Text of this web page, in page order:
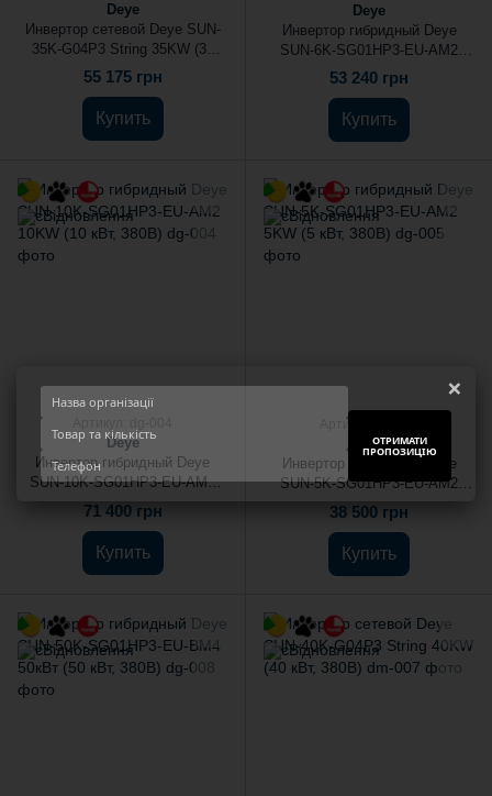
Deye
Инвертор сетевой Deye SUN-
35K-G04P3 String 35KW (35
кВт, 380В)
55 175 грн
Купить
Deye
Инвертор гибридный Deye
SUN-6K-SG01HP3-EU-AM2
6KW (6 кВт, 380В)
53 240 грн
Купить
Deye
Инвертор гибридный Deye
SUN-10K-SG01HP3-EU-AM2
10KW (10 кВт, 380В)
71 400 грн
Купить
Deye
Инвертор гибридный Deye
SUN-5K-SG01HP3-EU-AM2
5KW (5 кВт, 380В)
38 500 грн
Купить
×
ОТРИМАТИ
ПРОПОЗИЦІЮ